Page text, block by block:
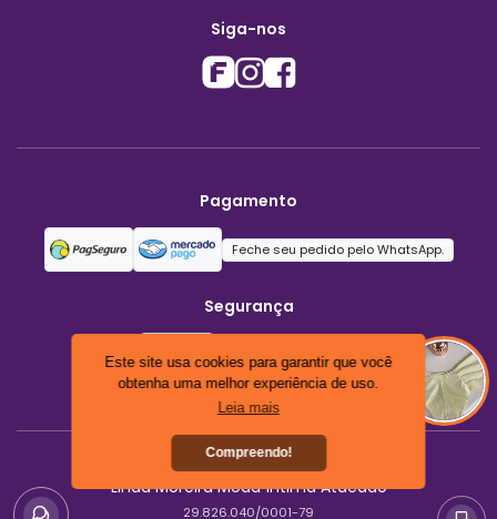
Este site usa cookies para garantir que você
obtenha uma melhor experiência de uso.
Leia mais
Compreendo!
Siga-nos
Pagamento
Feche seu pedido pelo WhatsApp.
Segurança
Linda Moreira Moda Íntima Atacado
29.826.040/0001-79